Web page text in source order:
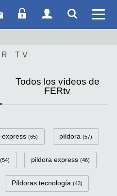
Correo webAcceso Socios
Acceso
TV
Todos los vídeos de
FERtv
vídeo Express
express (65) píldora (57)
(54) pildora express (46)
Píldoras tecnología (43)